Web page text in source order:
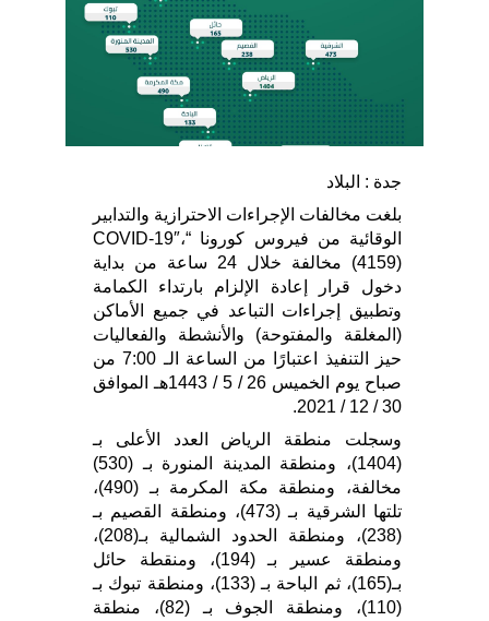
جدة : البلاد
بلغت مخالفات الإجراءات الاحترازية والتدابير
الوقائية من فيروس كورونا “COVID-19″،
(4159) مخالفة خلال 24 ساعة من بداية
دخول قرار إعادة الإلزام بارتداء الكمامة
وتطبيق إجراءات التباعد في جميع الأماكن
(المغلقة والمفتوحة) والأنشطة والفعاليات
حيز التنفيذ اعتبارًا من الساعة الـ 7:00 من
صباح يوم الخميس 26 / 5 / 1443هـ الموافق
30 / 12 / 2021.
وسجلت منطقة الرياض العدد الأعلى بـ
(1404)، ومنطقة المدينة المنورة بـ (530)
مخالفة، ومنطقة مكة المكرمة بـ (490)،
تلتها الشرقية بـ (473)، ومنطقة القصيم بـ
(238)، ومنطقة الحدود الشمالية بـ(208)،
ومنطقة عسير بـ (194)، ومنقطة حائل
بـ(165)، ثم الباحة بـ (133)، ومنطقة تبوك بـ
(110)، ومنطقة الجوف بـ (82)، منطقة